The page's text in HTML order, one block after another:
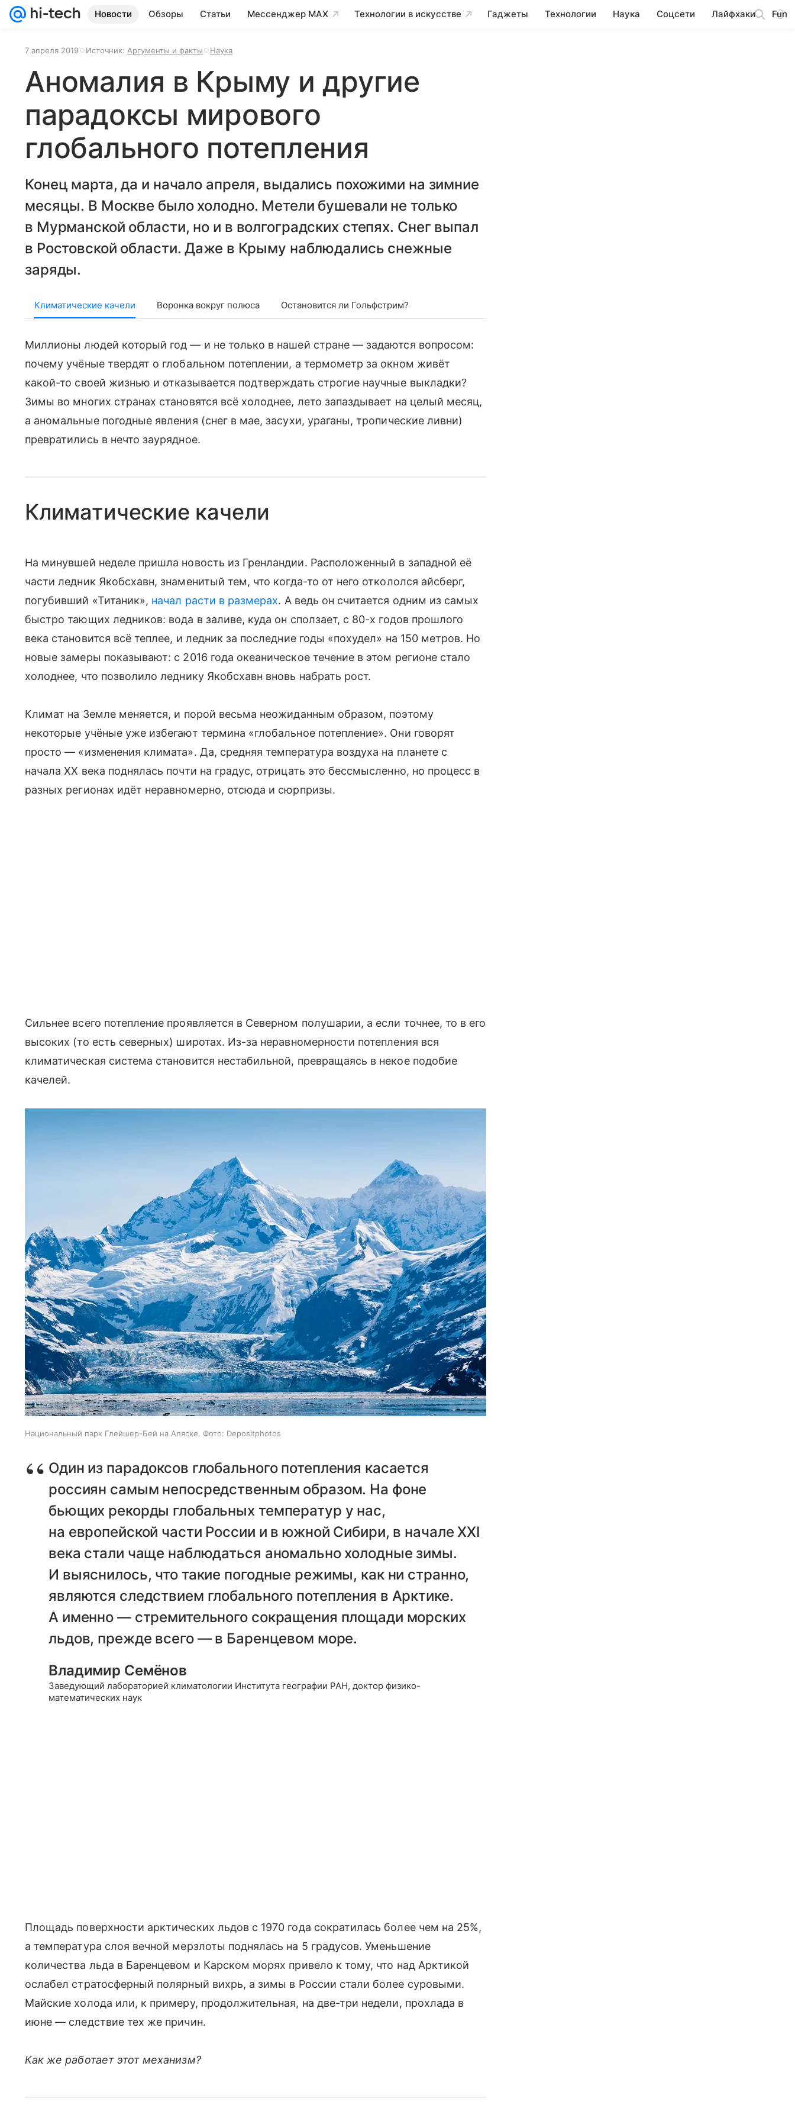
Новости Обзоры Статьи Мессенджер MAX Технологии в искусстве Гаджеты Технологии Наука Соцсети Лайфхаки Fun
7 апреля 2019 Источник: Аргументы и факты Наука
Аномалия в Крыму и другие
парадоксы мирового
глобального потепления
Конец марта, да и начало апреля, выдались похожими на зимние
месяцы. В Москве было холодно. Метели бушевали не только
в Мурманской области, но и в волгоградских степях. Снег выпал
в Ростовской области. Даже в Крыму наблюдались снежные
заряды.
Климатические качели Воронка вокруг полюса Остановится ли Гольфстрим?
Миллионы людей который год — и не только в нашей стране — задаются вопросом:
почему учёные твердят о глобальном потеплении, а термометр за окном живёт
какой-то своей жизнью и отказывается подтверждать строгие научные выкладки?
Зимы во многих странах становятся всё холоднее, лето запаздывает на целый месяц,
а аномальные погодные явления (снег в мае, засухи, ураганы, тропические ливни)
превратились в нечто заурядное.
Климатические качели
На минувшей неделе пришла новость из Гренландии. Расположенный в западной её
части ледник Якобсхавн, знаменитый тем, что когда-то от него откололся айсберг,
погубивший «Титаник», начал расти в размерах. А ведь он считается одним из самых
быстро тающих ледников: вода в заливе, куда он сползает, с 80-х годов прошлого
века становится всё теплее, и ледник за последние годы «похудел» на 150 метров. Но
новые замеры показывают: с 2016 года океаническое течение в этом регионе стало
холоднее, что позволило леднику Якобсхавн вновь набрать рост.
Климат на Земле меняется, и порой весьма неожиданным образом, поэтому
некоторые учёные уже избегают термина «глобальное потепление». Они говорят
просто — «изменения климата». Да, средняя температура воздуха на планете с
начала ХХ века поднялась почти на градус, отрицать это бессмысленно, но процесс в
разных регионах идёт неравномерно, отсюда и сюрпризы.
Сильнее всего потепление проявляется в Северном полушарии, а если точнее, то в его
высоких (то есть северных) широтах. Из-за неравномерности потепления вся
климатическая система становится нестабильной, превращаясь в некое подобие
качелей.
Национальный парк Глейшер-Бей на Аляске. Фото: Depositphotos
Один из парадоксов глобального потепления касается
россиян самым непосредственным образом. На фоне
бьющих рекорды глобальных температур у нас,
на европейской части России и в южной Сибири, в начале XXI
века стали чаще наблюдаться аномально холодные зимы.
И выяснилось, что такие погодные режимы, как ни странно,
являются следствием глобального потепления в Арктике.
А именно — стремительного сокращения площади морских
льдов, прежде всего — в Баренцевом море.
Владимир Семёнов
Заведующий лабораторией климатологии Института географии РАН, доктор физико-
математических наук
Площадь поверхности арктических льдов с 1970 года сократилась более чем на 25%,
а температура слоя вечной мерзлоты поднялась на 5 градусов. Уменьшение
количества льда в Баренцевом и Карском морях привело к тому, что над Арктикой
ослабел стратосферный полярный вихрь, а зимы в России стали более суровыми.
Майские холода или, к примеру, продолжительная, на две-три недели, прохлада в
июне — следствие тех же причин.
Как же работает этот механизм?